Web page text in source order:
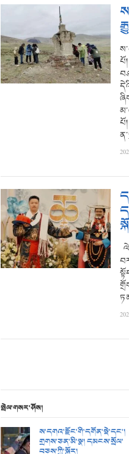
སྤེལ་གསར་ཤོས།
ས་དགའ་རྫོང་གི་དགོན་སྡེ་དང་།
གྲགས་ཅན་མི་སྣ། དམངས་སྲོལ་